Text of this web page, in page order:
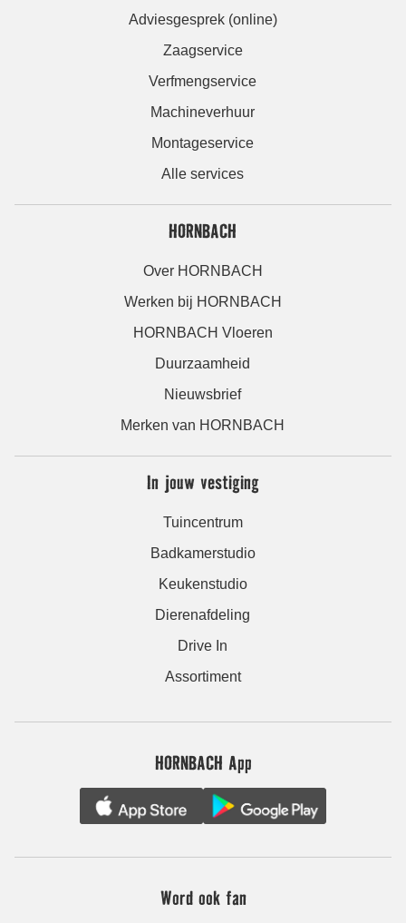
Adviesgesprek (online)
Zaagservice
Verfmengservice
Machineverhuur
Montageservice
Alle services
HORNBACH
Over HORNBACH
Werken bij HORNBACH
HORNBACH Vloeren
Duurzaamheid
Nieuwsbrief
Merken van HORNBACH
In jouw vestiging
Tuincentrum
Badkamerstudio
Keukenstudio
Dierenafdeling
Drive In
Assortiment
HORNBACH App
Word ook fan